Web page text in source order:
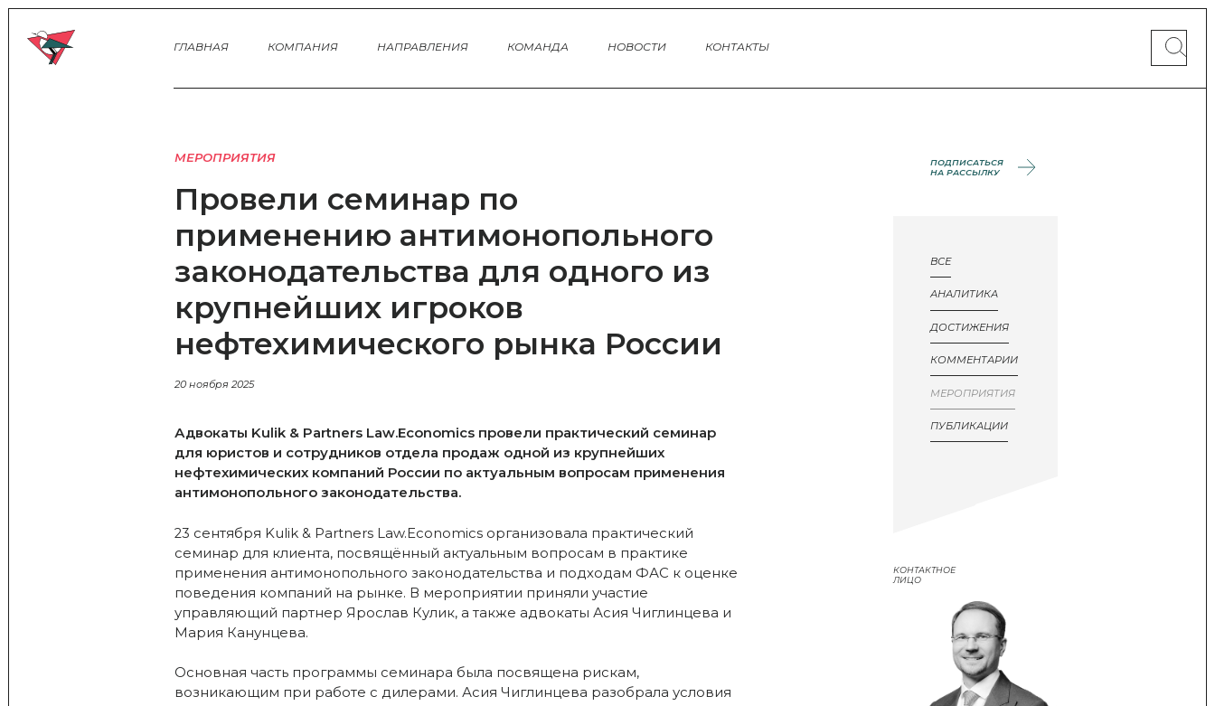
ГЛАВНАЯ КОМПАНИЯ НАПРАВЛЕНИЯ КОМАНДА НОВОСТИ КОНТАКТЫ
ПОДПИСАТЬСЯ
НА РАССЫЛКУ
ВСЕ
АНАЛИТИКА
ДОСТИЖЕНИЯ
КОММЕНТАРИИ
МЕРОПРИЯТИЯ
ПУБЛИКАЦИИ
КОНТАКТНОЕ
ЛИЦО
МЕРОПРИЯТИЯ
Провели семинар по
применению антимонопольного
законодательства для одного из
крупнейших игроков
нефтехимического рынка России
20 ноября 2025
Адвокаты Kulik & Partners Law.Economics провели практический семинар
для юристов и сотрудников отдела продаж одной из крупнейших
нефтехимических компаний России по актуальным вопросам применения
антимонопольного законодательства.
23 сентября Kulik & Partners Law.Economics организовала практический
семинар для клиента, посвящённый актуальным вопросам в практике
применения антимонопольного законодательства и подходам ФАС к оценке
поведения компаний на рынке. В мероприятии приняли участие
управляющий партнер Ярослав Кулик, а также адвокаты Асия Чиглинцева и
Мария Канунцева.
Основная часть программы семинара была посвящена рискам,
возникающим при работе с дилерами. Асия Чиглинцева разобрала условия